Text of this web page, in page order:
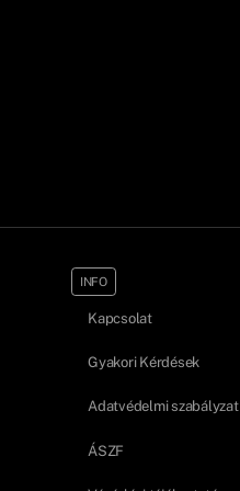
INFO
Kapcsolat
Gyakori Kérdések
Adatvédelmi szabályzat
ÁSZF